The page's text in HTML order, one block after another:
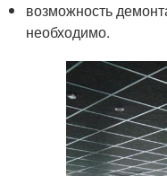
возможность
необходимо.